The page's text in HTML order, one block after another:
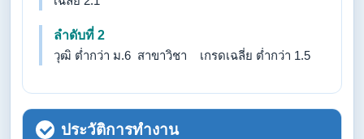
ลำดับที่ 2
วุฒิ ต่ำกว่า ม.6 สาขาวิชา เกรดเฉลี่ย ต่ำกว่า 1.5
ประวัติการทำงาน